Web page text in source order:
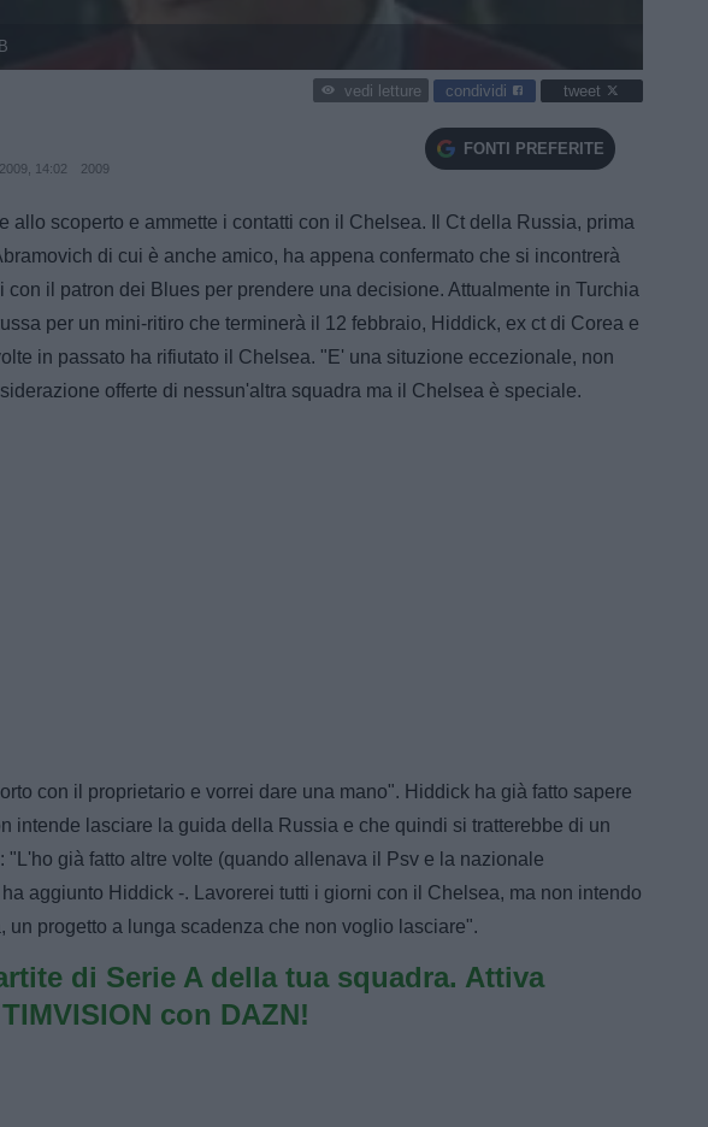
vedi letture condividi tweet
14:02 2009
FONTI PREFERITE
allo scoperto e ammette i contatti con il Chelsea. Il Ct della Russia, prima
di cui è anche amico, ha appena confermato che si incontrerà
con il patron dei Blues per prendere una decisione. Attualmente in Turchia
per un mini-ritiro che terminerà il 12 febbraio, Hiddick, ex ct di Corea e
in passato ha rifiutato il Chelsea. "E' una situzione eccezionale, non
offerte di nessun'altra squadra ma il Chelsea è speciale.
con il proprietario e vorrei dare una mano". Hiddick ha già fatto sapere
intende lasciare la guida della Russia e che quindi si tratterebbe di un
"L'ho già fatto altre volte (quando allenava il Psv e la nazionale
aggiunto Hiddick -. Lavorerei tutti i giorni con il Chelsea, ma non intendo
un progetto a lunga scadenza che non voglio lasciare".
di Serie A della tua squadra. Attiva
con DAZN!